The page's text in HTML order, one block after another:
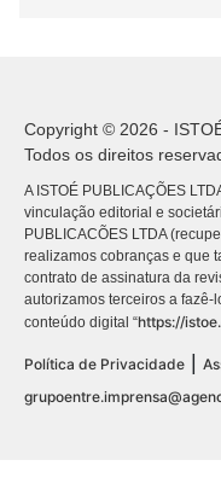
Copyright © 2026 -
Todos os direitos
A ISTOÉ PUBLICAÇÕES
vinculação editorial e
PUBLICACÕES LTDA
realizamos cobranças e que
contrato de assinatura da
autorizamos terceiros a
conteúdo digital “https://
Política de Privacidade